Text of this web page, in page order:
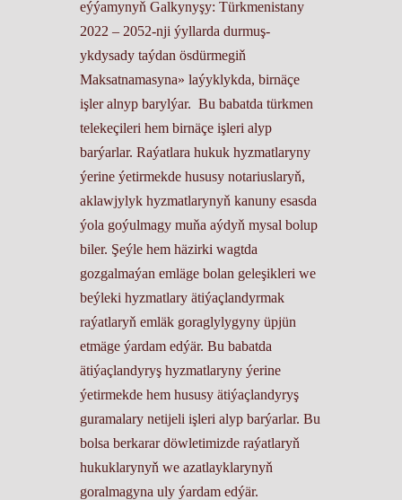
eýýamynyň Galkynyşy: Türkmenistany
2022 – 2052-nji ýyllarda durmuş-
ykdysady taýdan ösdürmegiň
Maksatnamasyna» laýyklykda, birnäçe
işler alnyp barylýar. Bu babatda türkmen
telekeçileri hem birnäçe işleri alyp
barýarlar. Raýatlara hukuk hyzmatlaryny
ýerine ýetirmekde hususy notariuslaryň,
aklawjylyk hyzmatlarynyň kanuny esasda
ýola goýulmagy muňa aýdyň mysal bolup
biler. Şeýle hem häzirki wagtda
gozgalmaýan emläge bolan geleşikleri we
beýleki hyzmatlary ätiýaçlandyrmak
raýatlaryň emläk goraglylygyny üpjün
etmäge ýardam edýär. Bu babatda
ätiýaçlandyryş hyzmatlaryny ýerine
ýetirmekde hem hususy ätiýaçlandyryş
guramalary netijeli işleri alyp barýarlar. Bu
bolsa berkarar döwletimizde raýatlaryň
hukuklarynyň we azatlayklarynyň
goralmagyna uly ýardam edýär.